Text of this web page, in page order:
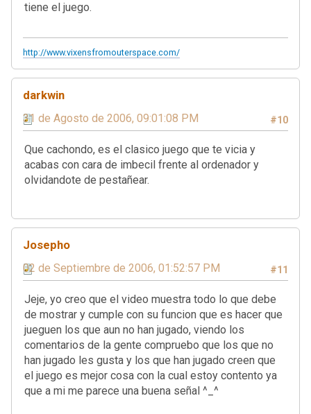
tiene el juego.
http://www.vixensfromouterspace.com/
darkwin
#10
31 de Agosto de 2006, 09:01:08 PM
Que cachondo, es el clasico juego que te vicia y
acabas con cara de imbecil frente al ordenador y
olvidandote de pestañear.
Josepho
#11
02 de Septiembre de 2006, 01:52:57 PM
Jeje, yo creo que el video muestra todo lo que debe
de mostrar y cumple con su funcion que es hacer que
jueguen los que aun no han jugado, viendo los
comentarios de la gente compruebo que los que no
han jugado les gusta y los que han jugado creen que
el juego es mejor cosa con la cual estoy contento ya
que a mi me parece una buena señal ^_^